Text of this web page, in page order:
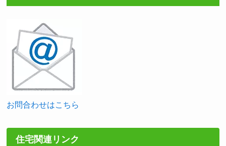
お問合わせはこちら
住宅関連リンク